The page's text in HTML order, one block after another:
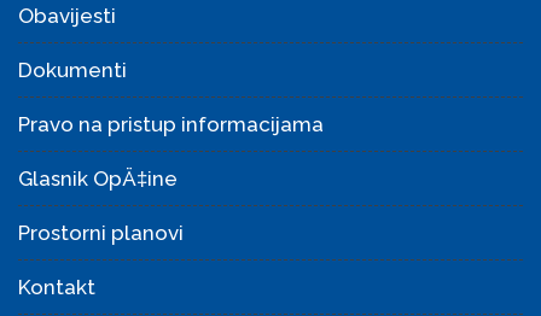
Obavijesti
Dokumenti
Pravo na pristup informacijama
Glasnik OpÄ‡ine
Prostorni planovi
Kontakt